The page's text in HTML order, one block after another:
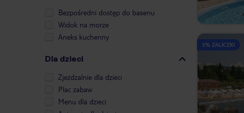
Bezpośredni dostęp do basenu
Widok na morze
Aneks kuchenny
Dla dzieci
Zjeżdzalnie dla dzieci
Plac zabaw
Menu dla dzieci
5% ZALICZKI